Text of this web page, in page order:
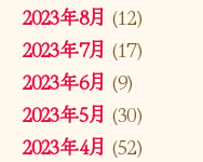
2023年8月 (12)
2023年7月 (17)
2023年6月 (9)
2023年5月 (30)
2023年4月 (52)